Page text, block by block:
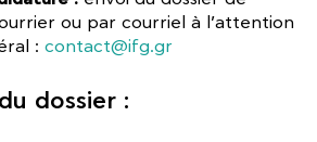
ou par courriel à l’attention
: contact@ifg.gr
dossier :